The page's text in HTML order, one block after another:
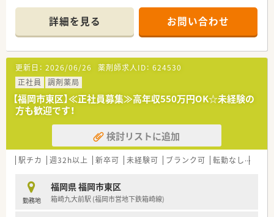
≪こんな薬局です≫
◇整形外科、歯科メインで在宅なし、外来業務に専念できます。
◇一人薬剤師ですが事務の方がしっかりサポートしてくれます
◇ラウンダー社員の方もいるのでシフト調整も可
詳細を見る お問い合わせ
更新日： 2026/06/26 薬剤師求人ID： 624530
正社員
調剤薬局
【福岡市東区】≪正社員募集≫高年収550万円OK☆未経験の
方も歓迎です！
検討リストに追加
駅チカ 週32h以上 新卒可 未経験可 ブランク可 転勤なし
勤務地
福岡県 福岡市東区
箱崎九大前駅 (福岡市営地下鉄箱崎線)